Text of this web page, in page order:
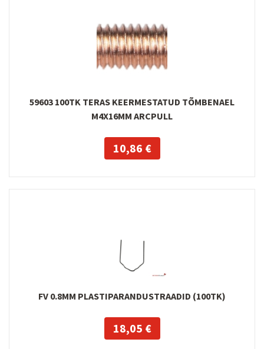
59603 100TK TERAS KEERMESTATUD TÕMBENAEL
M4X16MM ARCPULL
10,86 €
FV 0.8MM PLASTIPARANDUSTRAADID (100TK)
18,05 €